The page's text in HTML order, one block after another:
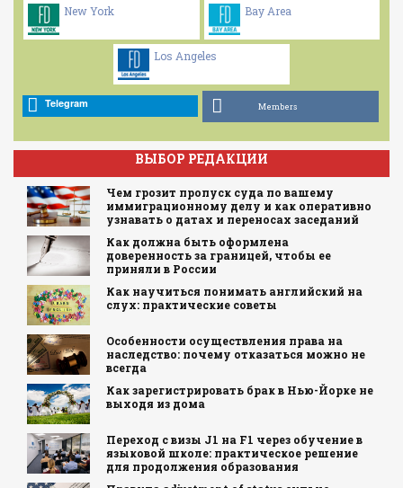
New York Bay Area
Los Angeles
Telegram Members
ВЫБОР РЕДАКЦИИ
Чем грозит пропуск суда по вашему
иммиграционному делу и как оперативно
узнавать о датах и переносах заседаний
Как должна быть оформлена
доверенность за границей, чтобы ее
приняли в России
Как научиться понимать английский на
слух: практические советы
Особенности осуществления права на
наследство: почему отказаться можно не
всегда
Как зарегистрировать брак в Нью-Йорке не
выходя из дома
Переход с визы J1 на F1 через обучение в
языковой школе: практическое решение
для продолжения образования